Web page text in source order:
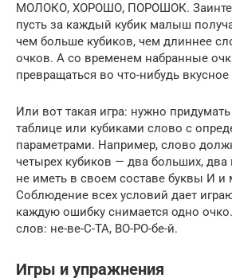
МОЛОКО, ХОРОШО, ПОРОШОК.
пусть за каждый кубик малыш
чем больше кубиков, чем длиннее
очков. А со временем набранные
превращаться во что-нибудь
Или вот такая игра: нужно
таблице или кубиками слово с
параметрами. Например, слово
четырех кубиков — два больших,
не иметь в своем составе буквы И и
Соблюдение всех условий дает
каждую ошибку снимается одно
слов: не-ве-С-ТА, ВО-РО-бе-й.
Игры и упражнения